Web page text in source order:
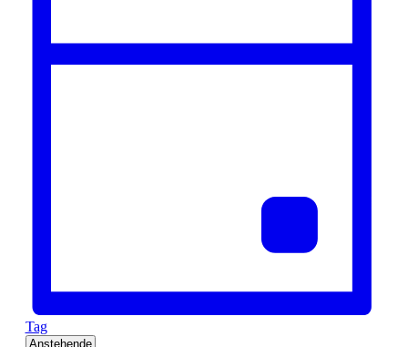
Tag
Anstehende Datum